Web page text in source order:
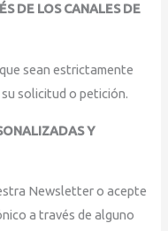
DE LOS CANALES DE
sean estrictamente
solicitud o petición.
Y
Newsletter o acepte
a través de alguno